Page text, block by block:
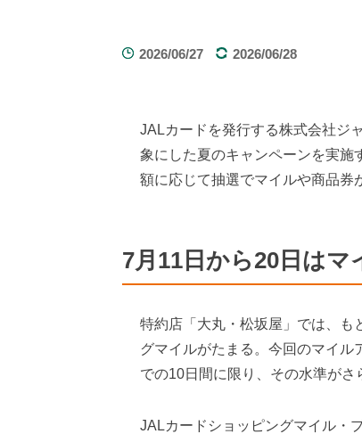
2026/06/27 2026/06/28
JALカードを発行する株式会社ジ
象にした夏のキャンペーンを実施
額に応じて抽選でマイルや商品券
7月11日から20日はマ
特約店「大丸・松坂屋」では、も
グマイルがたまる。今回のマイル
での10日間に限り、その水準がさ
JALカードショッピングマイル・